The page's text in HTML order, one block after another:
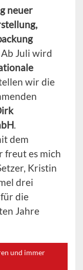
neuer
Ab Juli wird
wir die
.
dem
freut es mich
Kristin
drei
die
Jahre
und immer